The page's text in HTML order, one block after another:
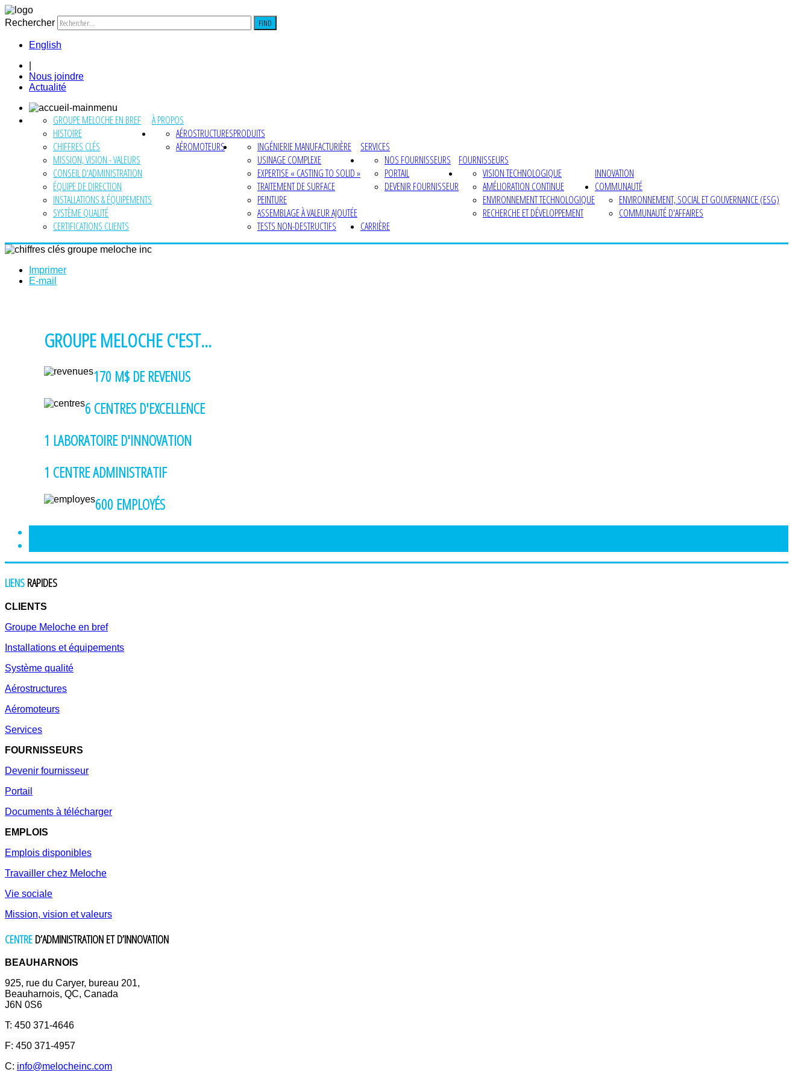
Rechercher FIND
English
Nous joindre
Actualité
À PROPOS
GROUPE MELOCHE EN BREF
HISTOIRE
CHIFFRES CLÉS
MISSION, VISION - VALEURS
CONSEIL D'ADMINISTRATION
ÉQUIPE DE DIRECTION
INSTALLATIONS & ÉQUIPEMENTS
SYSTÈME QUALITÉ
CERTIFICATIONS CLIENTS
PRODUITS
AÉROSTRUCTURES
AÉROMOTEURS
SERVICES
INGÉNIERIE MANUFACTURIÈRE
USINAGE COMPLEXE
EXPERTISE « CASTING TO SOLID »
TRAITEMENT DE SURFACE
PEINTURE
ASSEMBLAGE À VALEUR AJOUTÉE
TESTS NON-DESTRUCTIFS
FOURNISSEURS
NOS FOURNISSEURS
PORTAIL
DEVENIR FOURNISSEUR
INNOVATION
VISION TECHNOLOGIQUE
AMÉLIORATION CONTINUE
ENVIRONNEMENT TECHNOLOGIQUE
RECHERCHE ET DÉVELOPPEMENT
COMMUNAUTÉ
ENVIRONNEMENT, SOCIAL ET GOUVERNANCE (ESG)
COMMUNAUTÉ D'AFFAIRES
CARRIÈRE
Imprimer
E-mail
GROUPE MELOCHE C'EST...
170 M$DE REVENUS
6CENTRES D'EXCELLENCE
1 LABORATOIRE D'INNOVATION
1 CENTRE ADMINISTRATIF
600 EMPLOYÉS
LIENS RAPIDES
CLIENTS
Groupe Meloche en bref
Installations et équipements
Système qualité
Aérostructures
Aéromoteurs
Services
FOURNISSEURS
Devenir fournisseur
Portail
Documents à télécharger
EMPLOIS
Emplois disponibles
Travailler chez Meloche
Vie sociale
Mission, vision et valeurs
CENTRE D’ADMINISTRATION ET D’INNOVATION
BEAUHARNOIS
925, rue du Caryer, bureau 201,
Beauharnois, QC, Canada
J6N 0S6
T: 450 371-4646
F: 450 371-4957
C: info@melocheinc.com